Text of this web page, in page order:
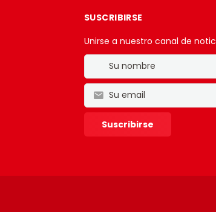
SUSCRIBIRSE
Unirse a nuestro canal de